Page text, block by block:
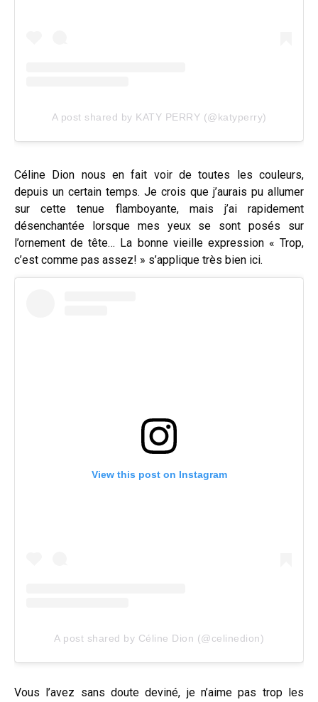
A post shared by KATY PERRY (@katyperry)
Céline Dion nous en fait voir de toutes les couleurs,
depuis un certain temps. Je crois que j’aurais pu allumer
sur cette tenue flamboyante, mais j’ai rapidement
désenchantée lorsque mes yeux se sont posés sur
l’ornement de tête… La bonne vieille expression « Trop,
c’est comme pas assez! » s’applique très bien ici.
View this post on Instagram
A post shared by Céline Dion (@celinedion)
Vous l’avez sans doute deviné, je n’aime pas trop les